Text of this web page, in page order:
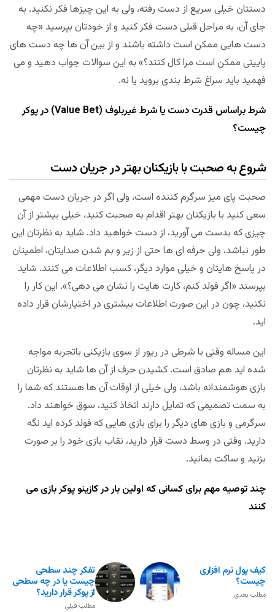
دستتان خیلی سریع از دست رفته، ولی به این چیزها فکر نکنید. به
جای آن، به مراحل قبلی دست فکر کنید و از خودتان بپرسید «چه
دست هایی ممکن است داشته باشند و از بین آن ها چه دست های
پایینی ممکن است مرا کال کنند؟» به این سوالات جواب دهید و می
فهمید باید سراغ شرط بندی بروید یا نه.
شرط براساس قدرت دست یا شرط غیربلوف (Value Bet) در پوکر
چیست؟
شروع به صحبت با بازیکنان بهتر در جریان دست
صحبت پای میز سرگرم کننده است، ولی اگر در جریان دست مهمی
سعی کنید با بازیکنان بهتر اقدام به صحبت کنید، خیلی بیشتر از آن
چیزی که بدست می آورید، از دست خواهید داد. شاید به نظرتان این
طور نباشد، ولی حرفه ای ها حتی از زیر و بم شدن صدایتان، اطمینان
در پاسخ هایتان و خیلی موارد دیگر، کسب اطلاعات می کنند. شاید
بپرسند «اگر فولد کنم، کارت هایت را نشان می دهی؟». این کار را
نکنید، چون در این صورت اطلاعات بیشتری در اختیارشان قرار داده
اید.
این مساله وقتی با شرطی در ریور از سوی بازیکنی باتجربه مواجه
شده اید هم صادق است. کشیدن حرف از آن ها شاید به نظرتان
بازی هوشمندانه باشد، ولی خیلی از اوقات آن ها هستند که شما را
به سمت تصمیمی که تمایل دارند اتخاذ کنید، سوق خواهند داد.
سرگرمی و بازی های دیگر را برای بازی هایی که فولد کرده اید نگه
دارید. وقتی در وسط دست قرار دارید، نقاب بازی خود را بر صورت
بزنید و ساکت بمانید.
چند توصیه مهم برای کسانی که اولین بار در کازینو پوکر بازی می
کنند
تفکر چند سطحی
چیست یا در چه سطحی
از پوکر قرار دارید؟
مطلب قبلی
کیف پول نرم افزاری
چیست؟
مطلب بعدی